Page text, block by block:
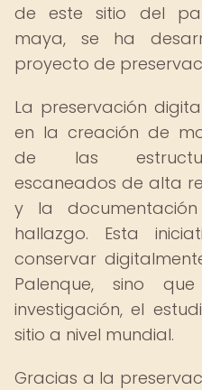
de este sitio del
maya, se ha
proyecto de
La preservación
en la creación de
de las
escaneados de alta
y la
hallazgo. Esta
conservar
Palenque, sino
investigación, el
sitio a nivel mundial.
Gracias a la